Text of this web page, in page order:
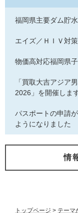
トップページ > テーマ
福岡県主要ダム貯
エイズ／ＨＩＶ対
物価高対応福岡県
「買取大吉アジア
2026」を開催しま
パスポートの申請
ようになりました
情